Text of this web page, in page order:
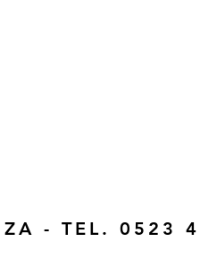
- TEL. 0523